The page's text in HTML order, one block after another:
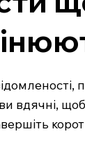
ви вдячні,